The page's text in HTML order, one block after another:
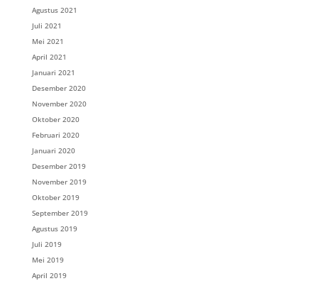
Agustus 2021
Juli 2021
Mei 2021
April 2021
Januari 2021
Desember 2020
November 2020
Oktober 2020
Februari 2020
Januari 2020
Desember 2019
November 2019
Oktober 2019
September 2019
Agustus 2019
Juli 2019
Mei 2019
April 2019